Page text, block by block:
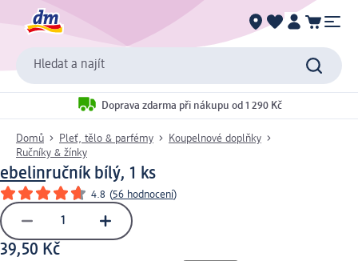
Hledat a najít
Doprava zdarma při nákupu od 1 290 Kč
Domů Pleť, tělo & parfémy
Koupelnové doplňky
Ručníky & žínky
ebelinručník bílý, 1 ks
4.8 (56 hodnocení)
39,50 Kč